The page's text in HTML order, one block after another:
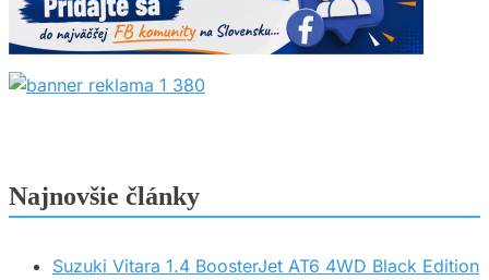
Najnovšie články
Suzuki Vitara 1.4 BoosterJet AT6 4WD Black Edition